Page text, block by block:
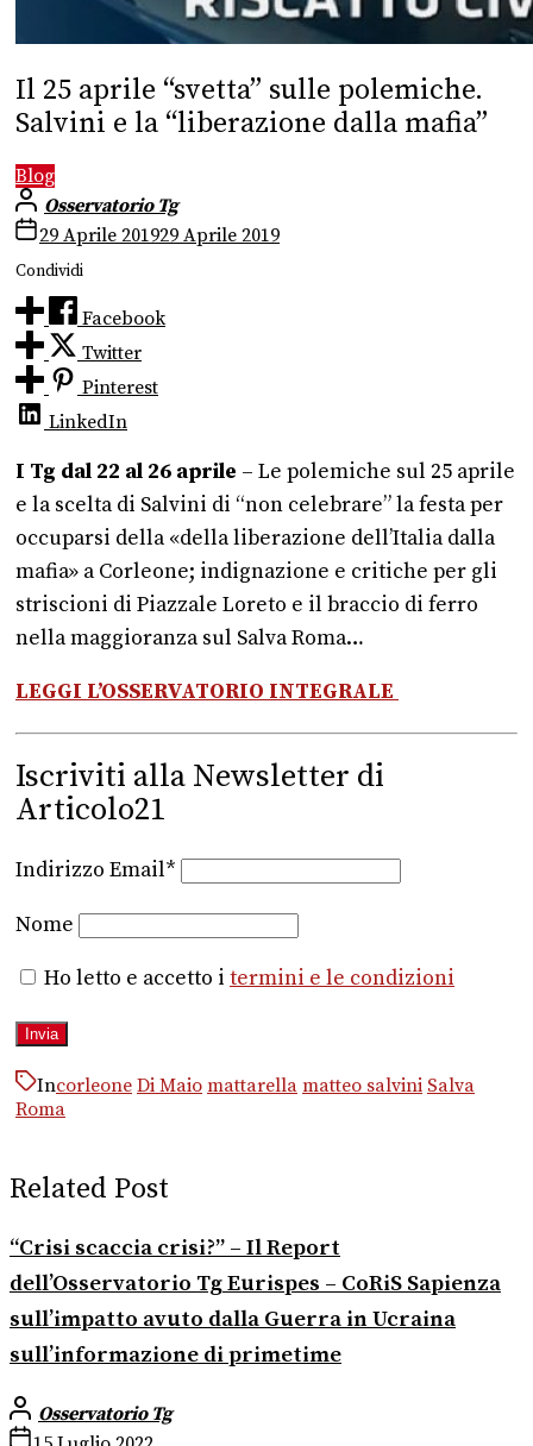
Il 25 aprile “svetta” sulle polemiche.
Salvini e la “liberazione dalla mafia”
Blog
Osservatorio Tg
29 Aprile 201929 Aprile 2019
Condividi
Facebook
Twitter
Pinterest
LinkedIn
I Tg dal 22 al 26 aprile – Le polemiche sul 25 aprile
e la scelta di Salvini di “non celebrare” la festa per
occuparsi della «della liberazione dell’Italia dalla
mafia» a Corleone; indignazione e critiche per gli
striscioni di Piazzale Loreto e il braccio di ferro
nella maggioranza sul Salva Roma…
LEGGI L’OSSERVATORIO INTEGRALE
Iscriviti alla Newsletter di
Articolo21
Indirizzo Email*
Nome
Ho letto e accetto i termini e le condizioni
Incorleone Di Maio mattarella matteo salvini Salva
Roma
Related Post
“Crisi scaccia crisi?” – Il Report
dell’Osservatorio Tg Eurispes – CoRiS Sapienza
sull’impatto avuto dalla Guerra in Ucraina
sull’informazione di primetime
Osservatorio Tg